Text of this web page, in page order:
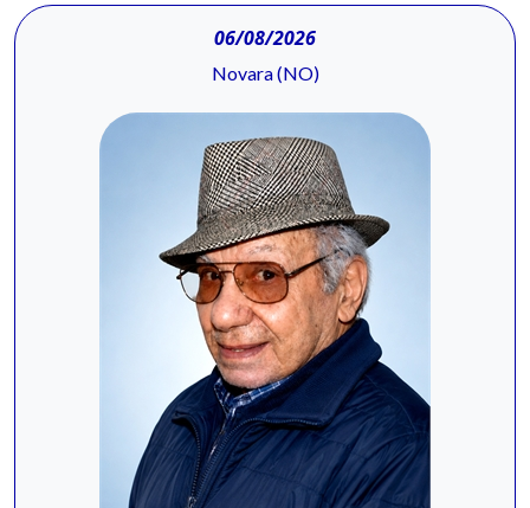
06/08/2026
Novara (NO)